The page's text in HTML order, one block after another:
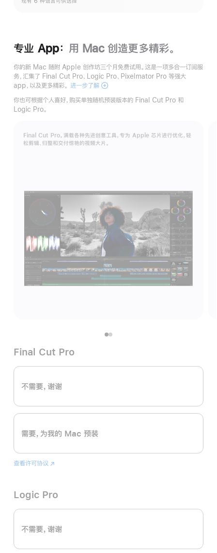
专业 App： 用 Mac 创造更多精彩。
你的新 Mac 随附 Apple 创作坊三个月免费试用。这是一项多合一订阅服
务，汇集了 Final Cut Pro、Logic Pro、Pixelmator Pro 等强大
app，以及更多精彩。 进一步了解 Apple
作
你也可根据个人喜好，购买单独随机预装版本的 Final Cut Pro 和
Logic Pro。
Final Cut Pro。满载各种先进创意工具，专为 Apple 芯片进行优化，轻
松剪辑、归整和交付惊艳的视频大片。
Final Cut Pro
不需要，谢谢
需要，为我的 Mac 预装
查看许可协议 Final
(在
口
开)
Logic Pro
不需要，谢谢